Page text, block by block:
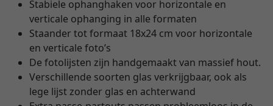
Stabiele ophanghaken voor horizontale en
verticale ophanging in alle formaten
Staander tot formaat 18x24 cm voor horizontale
en verticale foto’s
De fotolijsten zijn handgemaakt van massief hout.
Verschillende soorten glas verkrijgbaar, ook als
lege lijst zonder glas en achterwand